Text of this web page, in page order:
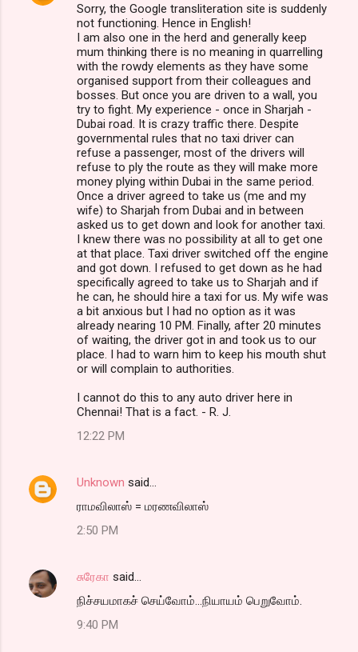
Sorry, the Google transliteration site is suddenly
not functioning. Hence in English!
I am also one in the herd and generally keep
mum thinking there is no meaning in quarrelling
with the rowdy elements as they have some
organised support from their colleagues and
bosses. But once you are driven to a wall, you
try to fight. My experience - once in Sharjah -
Dubai road. It is crazy traffic there. Despite
governmental rules that no taxi driver can
refuse a passenger, most of the drivers will
refuse to ply the route as they will make more
money plying within Dubai in the same period.
Once a driver agreed to take us (me and my
wife) to Sharjah from Dubai and in between
asked us to get down and look for another taxi.
I knew there was no possibility at all to get one
at that place. Taxi driver switched off the engine
and got down. I refused to get down as he had
specifically agreed to take us to Sharjah and if
he can, he should hire a taxi for us. My wife was
a bit anxious but I had no option as it was
already nearing 10 PM. Finally, after 20 minutes
of waiting, the driver got in and took us to our
place. I had to warn him to keep his mouth shut
or will complain to authorities.
I cannot do this to any auto driver here in
Chennai! That is a fact. - R. J.
12:22 PM
Unknown said…
ராமவிலாஸ் = மரணவிலாஸ்
2:50 PM
சுரேகா said…
நிச்சயமாகச் செய்வோம்...நியாயம் பெறுவோம்.
9:40 PM